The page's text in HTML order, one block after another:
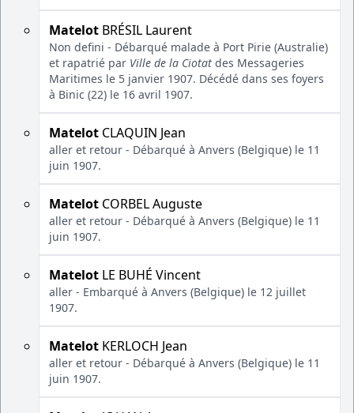
Matelot BRÉSIL Laurent
Non defini - Débarqué malade à Port Pirie (Australie)
et rapatrié par Ville de la Ciotat des Messageries
Maritimes le 5 janvier 1907. Décédé dans ses foyers
à Binic (22) le 16 avril 1907.
Matelot CLAQUIN Jean
aller et retour - Débarqué à Anvers (Belgique) le 11
juin 1907.
Matelot CORBEL Auguste
aller et retour - Débarqué à Anvers (Belgique) le 11
juin 1907.
Matelot LE BUHÉ Vincent
aller - Embarqué à Anvers (Belgique) le 12 juillet
1907.
Matelot KERLOCH Jean
aller et retour - Débarqué à Anvers (Belgique) le 11
juin 1907.